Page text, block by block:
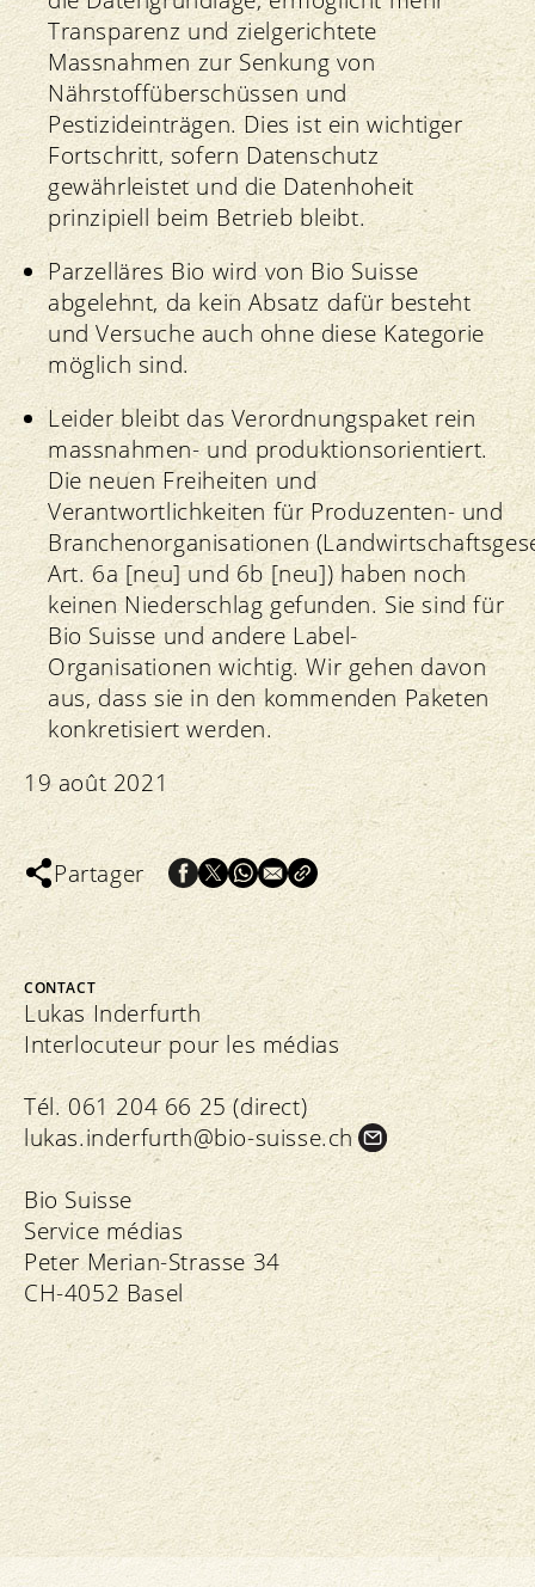
Transparenz und zielgerichtete
Massnahmen zur Senkung von
Nährstoffüberschüssen und
Pestizideinträgen. Dies ist ein wichtiger
Fortschritt, sofern Datenschutz
gewährleistet und die Datenhoheit
prinzipiell beim Betrieb bleibt.
Parzelläres Bio wird von Bio Suisse
abgelehnt, da kein Absatz dafür besteht
und Versuche auch ohne diese Kategorie
möglich sind.
Leider bleibt das Verordnungspaket rein
massnahmen- und produktionsorientiert.
Die neuen Freiheiten und
Verantwortlichkeiten für Produzenten- und
Branchenorganisationen
Art. 6a [neu] und 6b [neu]) haben noch
keinen Niederschlag gefunden. Sie sind für
Bio Suisse und andere Label-
Organisationen wichtig. Wir gehen davon
aus, dass sie in den kommenden Paketen
konkretisiert werden.
19 août 2021
Partager
CONTACT
Lukas Inderfurth
Interlocuteur pour les médias
Tél. 061 204 66 25 (direct)
lukas.inderfurth@bio-suisse.ch
Bio Suisse
Service médias
Peter Merian-Strasse 34
CH-4052 Basel